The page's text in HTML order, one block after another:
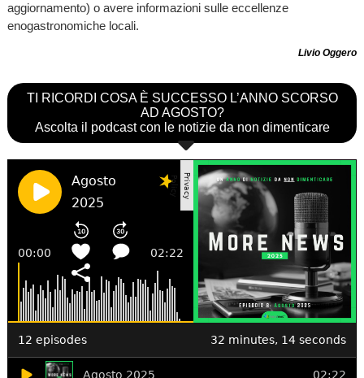
aggiornamento) o avere informazioni sulle eccellenze
enogastronomiche locali.
Livio Oggero
TI RICORDI COSA È SUCCESSO L’ANNO SCORSO
AD AGOSTO?
Ascolta il podcast con le notizie da non dimenticare